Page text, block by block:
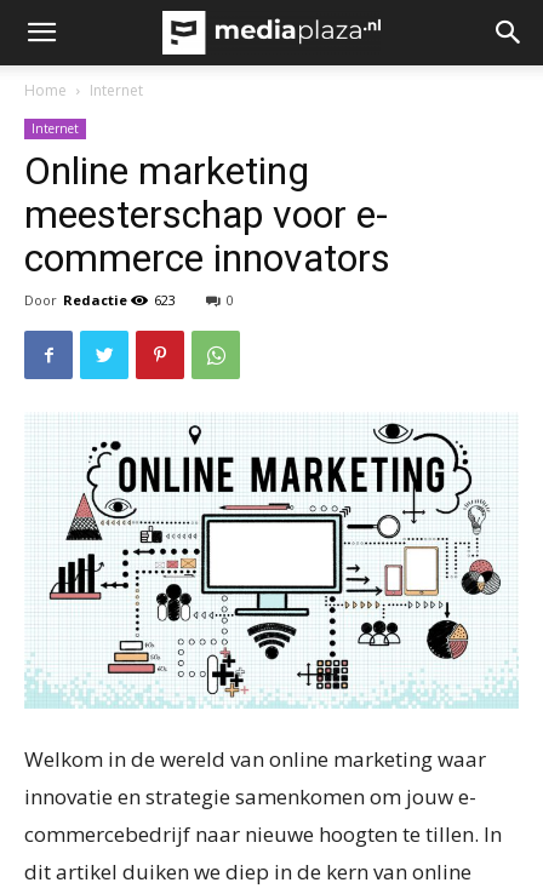
Home Internet
Internet
Online marketing
meesterschap voor e-
commerce innovators
Door Redactie 623 0
Welkom in de wereld van online marketing waar
innovatie en strategie samenkomen om jouw e-
commercebedrijf naar nieuwe hoogten te tillen. In
dit artikel duiken we diep in de kern van online